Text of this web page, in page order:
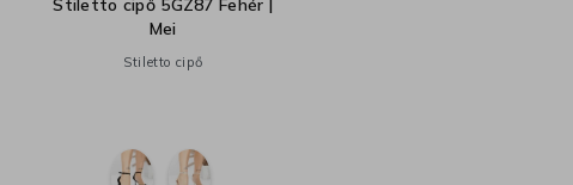
Stiletto cipő 5GZ87 Fehér |
Mei
Stiletto cipő